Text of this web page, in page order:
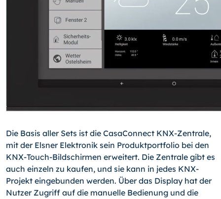
Die Basis aller Sets ist die CasaConnect KNX-Zentrale,
mit der Elsner Elektronik sein Produktportfolio bei den
KNX-Touch-Bildschirmen erweitert. Die Zentrale gibt es
auch einzeln zu kaufen, und sie kann in jedes KNX-
Projekt eingebunden werden. Über das Display hat der
Nutzer Zugriff auf die manuelle Bedienung und die